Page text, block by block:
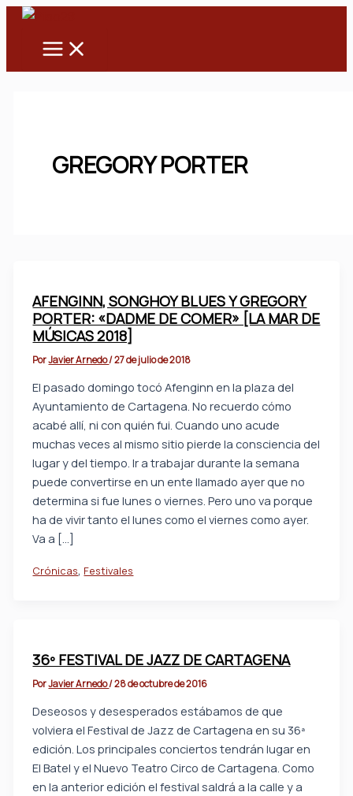
Ir
contenido
Main
GREGORY PORTER
AFENGINN, SONGHOY BLUES Y GREGORY
PORTER: «DADME DE COMER» [LA MAR DE
MÚSICAS 2018]
PorJavier Arnedo/27 de julio de 2018
El pasado domingo tocó Afenginn en la plaza del
Ayuntamiento de Cartagena. No recuerdo cómo
acabé allí, ni con quién fui. Cuando uno acude
muchas veces al mismo sitio pierde la consciencia del
lugar y del tiempo. Ir a trabajar durante la semana
puede convertirse en un ente llamado ayer que no
determina si fue lunes o viernes. Pero uno va porque
ha de vivir tanto el lunes como el viernes como ayer.
Va a […]
Crónicas, Festivales
36º FESTIVAL DE JAZZ DE CARTAGENA
PorJavier Arnedo/28 de octubre de 2016
Deseosos y desesperados estábamos de que
volviera el Festival de Jazz de Cartagena en su 36ª
edición. Los principales conciertos tendrán lugar en
El Batel y el Nuevo Teatro Circo de Cartagena. Como
en la anterior edición el festival saldrá a la calle y a